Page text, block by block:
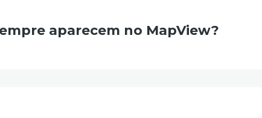
aparecem no MapView?